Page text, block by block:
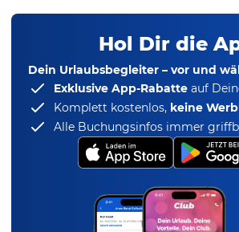
Hol Dir die
Dein Urlaubsbegleiter – vor und
Exklusive App-Rabatte auf
Komplett kostenlos, keine
Alle Buchungsinfos immer